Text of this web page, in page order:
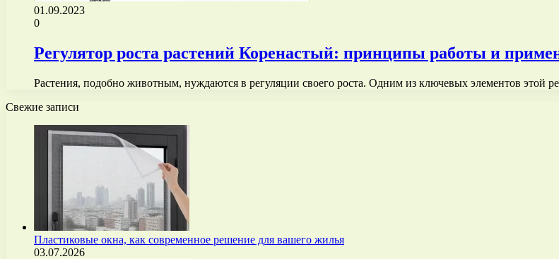
01.09.2023
0
Регулятор роста растений Коренастый: принципы работы и
Растения, подобно животным, нуждаются в регуляции своего роста. Одним из ключевых элементов этой
Свежие записи
Пластиковые окна, как современное решение для вашего жилья
03.07.2026